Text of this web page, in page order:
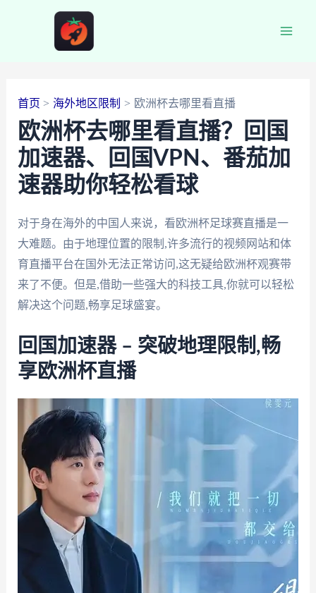
首页 海外地区限制 欧洲杯去哪里看直播
欧洲杯去哪里看直播？回国
加速器、回国VPN、番茄加
速器助你轻松看球
对于身在海外的中国人来说，看欧洲杯足球赛直播是一
大难题。由于地理位置的限制,许多流行的视频网站和体
育直播平台在国外无法正常访问,这无疑给欧洲杯观赛带
来了不便。但是,借助一些强大的科技工具,你就可以轻松
解决这个问题,畅享足球盛宴。
回国加速器 – 突破地理限制,畅
享欧洲杯直播